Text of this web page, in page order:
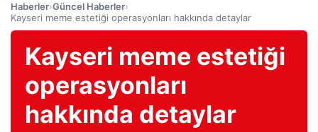
Haberler›Güncel Haberler›
Kayseri meme estetiği operasyonları hakkında detaylar
Kayseri meme estetiği
operasyonları
hakkında detaylar